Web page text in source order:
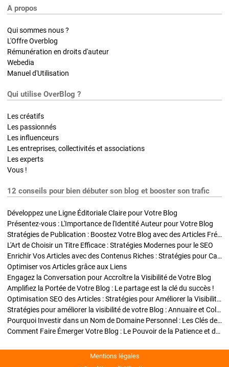
A propos
Qui sommes nous ?
L'Offre Overblog
Rémunération en droits d'auteur
Webedia
Manuel d'Utilisation
Qui utilise OverBlog ?
Les créatifs
Les passionnés
Les influenceurs
Les entreprises, collectivités et associations
Les experts
Vous !
12 conseils pour bien débuter son blog et booster son trafic
Développez une Ligne Éditoriale Claire pour Votre Blog
Présentez-vous : L'Importance de l'Identité Auteur pour Votre Blog
Stratégies de Publication : Boostez Votre Blog avec des Articles Fréquents et Exclusifs
L'Art de Choisir un Titre Efficace : Stratégies Modernes pour le SEO
Enrichir Vos Articles avec des Contenus Riches : Stratégies pour Captiver et Optimiser
Optimiser vos Articles grâce aux Liens
Engagez la Conversation pour Accroître la Visibilité de Votre Blog
Amplifiez la Portée de Votre Blog : Le partage est la clé du succès !
Optimisation SEO des Articles : Stratégies pour Améliorer la Visibilité de Votre Blog
Stratégies pour améliorer la visibilité de votre Blog : Annuaire et Collaborations
Pourquoi Investir dans un Nom de Domaine Personnel : Les Clés de la Réussite de Votre Blog
Comment Faire Émerger Votre Blog : Le Pouvoir de la Patience et de la Persévérance
Mentions légales